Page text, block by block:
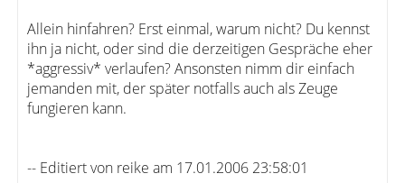
Allein hinfahren? Erst einmal, warum nicht? Du kennst
ihn ja nicht, oder sind die derzeitigen Gespräche eher
*aggressiv* verlaufen? Ansonsten nimm dir einfach
jemanden mit, der später notfalls auch als Zeuge
fungieren kann.
-- Editiert von reike am 17.01.2006 23:58:01